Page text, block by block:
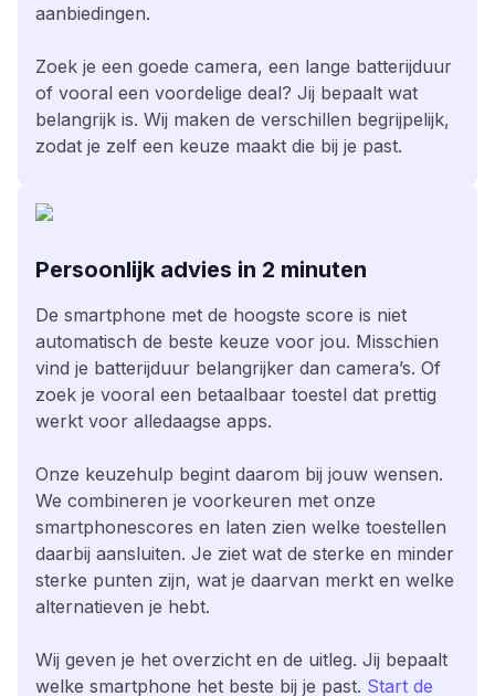
aanbiedingen.
Zoek je een goede camera, een lange batterijduur
of vooral een voordelige deal? Jij bepaalt wat
belangrijk is. Wij maken de verschillen begrijpelijk,
zodat je zelf een keuze maakt die bij je past.
Persoonlijk advies in 2 minuten
De smartphone met de hoogste score is niet
automatisch de beste keuze voor jou. Misschien
vind je batterijduur belangrijker dan camera’s. Of
zoek je vooral een betaalbaar toestel dat prettig
werkt voor alledaagse apps.
Onze keuzehulp begint daarom bij jouw wensen.
We combineren je voorkeuren met onze
smartphonescores en laten zien welke toestellen
daarbij aansluiten. Je ziet wat de sterke en minder
sterke punten zijn, wat je daarvan merkt en welke
alternatieven je hebt.
Wij geven je het overzicht en de uitleg. Jij bepaalt
welke smartphone het beste bij je past. Start de